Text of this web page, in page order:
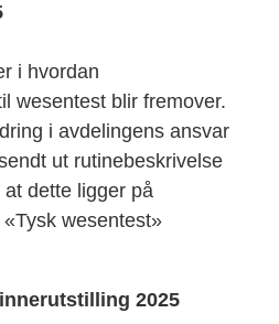
i hvordan
wesentest blir fremover.
i avdelingens ansvar
ut rutinebeskrivelse
dette ligger på
wesentest»
2025